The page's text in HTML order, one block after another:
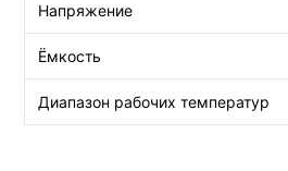
Напряжение
Ёмкость
Диапазон рабочих температур